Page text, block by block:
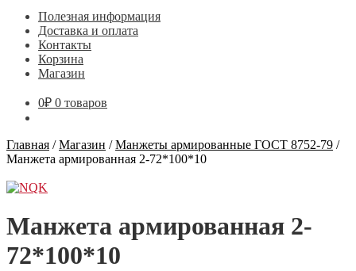
Полезная информация
Доставка и оплата
Контакты
Корзина
Магазин
0₽ 0 товаров
Главная /Магазин /Манжеты армированные ГОСТ 8752-79 /
Манжета армированная 2-72*100*10
Манжета армированная 2-
72*100*10